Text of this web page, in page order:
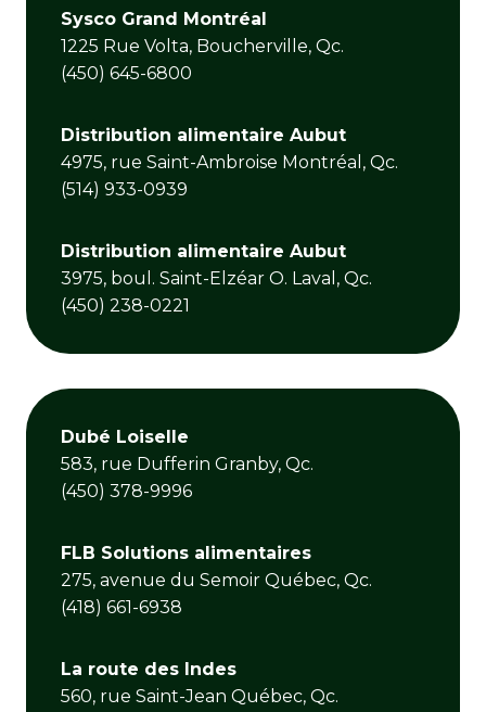
Sysco Grand Montréal
1225 Rue Volta, Boucherville, Qc.
(450) 645-6800
Distribution alimentaire Aubut
4975, rue Saint-Ambroise Montréal, Qc.
(514) 933-0939
Distribution alimentaire Aubut
3975, boul. Saint-Elzéar O. Laval, Qc.
(450) 238-0221
Dubé Loiselle
583, rue Dufferin Granby, Qc.
(450) 378-9996
FLB Solutions alimentaires
275, avenue du Semoir Québec, Qc.
(418) 661-6938
La route des Indes
560, rue Saint-Jean Québec, Qc.